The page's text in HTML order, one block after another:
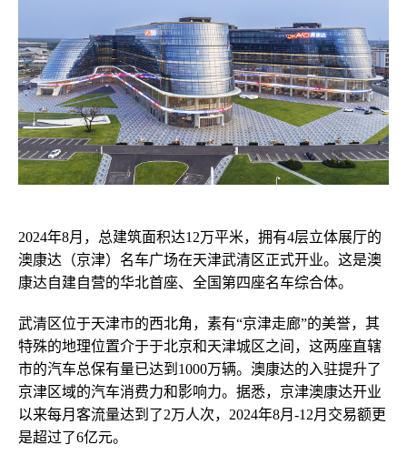
2024年8月，总建筑面积达12万平米，拥有4层立体展厅的
澳康达（京津）名车广场在天津武清区正式开业。这是澳
康达自建自营的华北首座、全国第四座名车综合体。
武清区位于天津市的西北角， 素有“京津走廊”的美誉， 其
特殊的地理位置介于于北京和天津城区之间，这两座直辖
市的汽车总保有量已达到1000万辆。澳康达的入驻提升了
京津区域的汽车消费力和影响力。 据悉，京津澳康达开业
以来每月客流量达到了2万人次，2024年8月-12月交易额更
是超过了6亿元。